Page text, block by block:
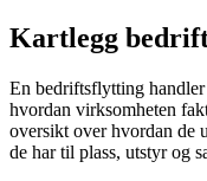
Kartlegg
En bedriftsflytting
hvordan virksomheten
oversikt over hvordan de
de har til plass, utstyr og